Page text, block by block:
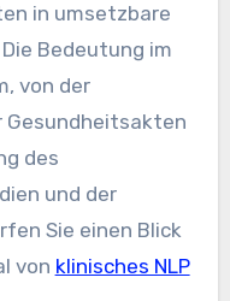
in umsetzbare
Bedeutung im
von der
Gesundheitsakten
des
und der
Sie einen Blick
von klinisches NLP